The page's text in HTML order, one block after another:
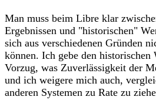
Man muss beim Libre klar
Ergebnissen und "historischen"
sich aus verschiedenen Gründen
können. Ich gebe den historischen
Vorzug, was Zuverlässigkeit der
und ich weigere mich auch,
anderen Systemen zu Rate zu